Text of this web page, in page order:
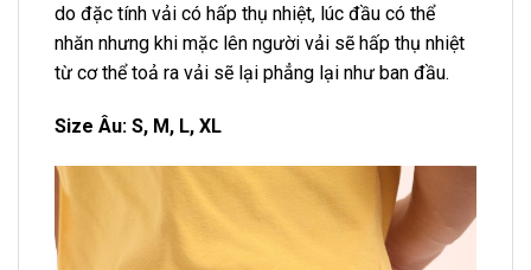
do đặc tính vải có hấp thụ nhiệt, lúc đầu có thể
nhăn nhưng khi mặc lên người vải sẽ hấp thụ nhiệt
từ cơ thể toả ra vải sẽ lại phẳng lại như ban đầu.
Size Âu: S, M, L, XL